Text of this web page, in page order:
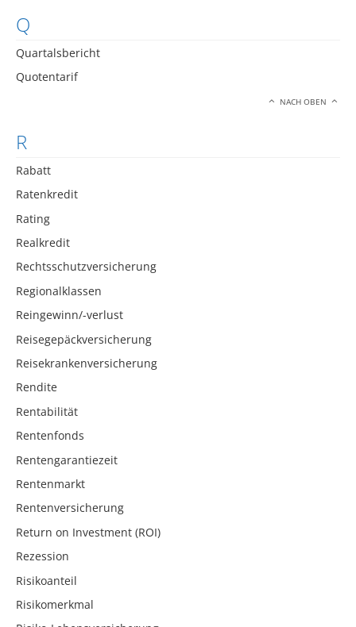
Q
Quartalsbericht
Quotentarif
NACH OBEN
R
Rabatt
Ratenkredit
Rating
Realkredit
Rechtsschutzversicherung
Regionalklassen
Reingewinn/-verlust
Reisegepäckversicherung
Reisekrankenversicherung
Rendite
Rentabilität
Rentenfonds
Rentengarantiezeit
Rentenmarkt
Rentenversicherung
Return on Investment (ROI)
Rezession
Risikoanteil
Risikomerkmal